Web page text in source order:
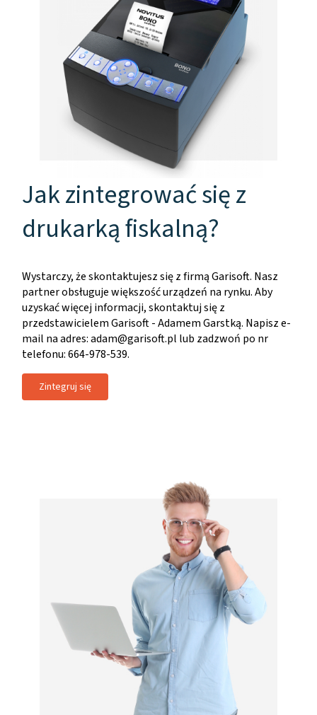
Jak zintegrować się z
drukarką fiskalną?
Wystarczy, że skontaktujesz się z firmą Garisoft. Nasz
partner obsługuje większość urządzeń na rynku. Aby
uzyskać więcej informacji, skontaktuj się z
przedstawicielem Garisoft - Adamem Garstką. Napisz e-
mail na adres: adam@garisoft.pl lub zadzwoń po nr
telefonu: 664-978-539.
Zintegruj się